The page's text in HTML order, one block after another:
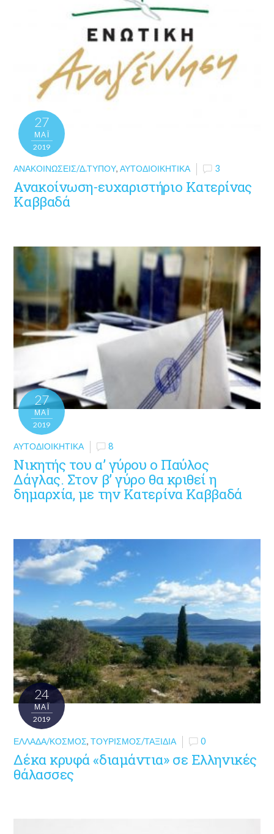
27
ΜΑΪ́
2019
ΑΝΑΚΟΙΝΏΣΕΙΣ/Δ.ΤΎΠΟΥ,ΑΥΤΟΔΙΟΙΚΗΤΙΚΆ 3
Ανακοίνωση-ευχαριστήριο Κατερίνας
Καββαδά
27
ΜΑΪ́
2019
ΑΥΤΟΔΙΟΙΚΗΤΙΚΆ 8
Νικητής του α’ γύρου ο Παύλος
Δάγλας. Στον β’ γύρο θα κριθεί η
δημαρχία, με την Κατερίνα Καββαδά
24
ΜΑΪ́
2019
ΕΛΛΆΔΑ/ΚΌΣΜΟΣ,ΤΟΥΡΙΣΜΌΣ/ΤΑΞΊΔΙΑ 0
Δέκα κρυφά «διαμάντια» σε Ελληνικές
θάλασσες